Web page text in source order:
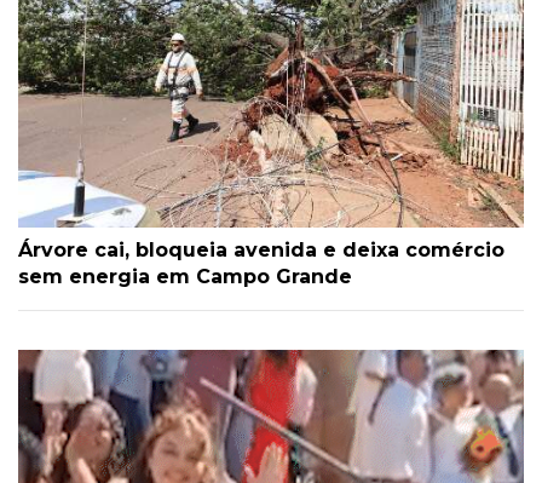
Árvore cai, bloqueia avenida e deixa comércio
sem energia em Campo Grande